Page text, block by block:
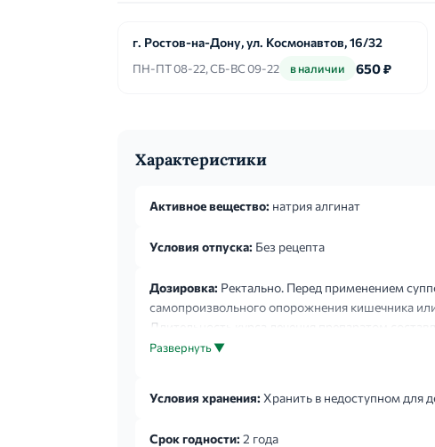
г. Ростов-на-Дону, ул. Космонавтов, 16/32
ПН-ПТ 08-22, СБ-ВС 09-22 в наличии 650 ₽
Характеристики
Активное вещество: натрия алгинат
Условия отпуска: Без рецепта
Дозировка: Ректально. Перед применением
самопроизвольного опорожнения кишечника
Длительность курса лечения препаратом
Развернуть ▼
Условия хранения: Хранить в недоступном для
Срок годности: 2 года